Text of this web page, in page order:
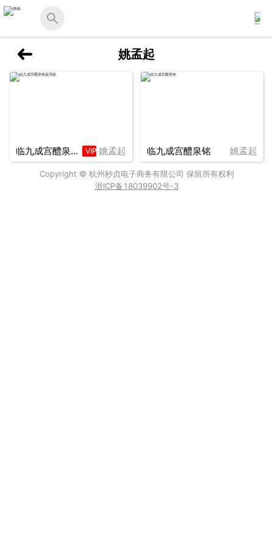
姚孟起
临九成宫醴泉铭超清版 VIP 姚孟起 临九成宫醴泉铭 姚孟起
Copyright © 杭州秒贞电子商务有限公司 保留所有权利
浙ICP备18039902号-3